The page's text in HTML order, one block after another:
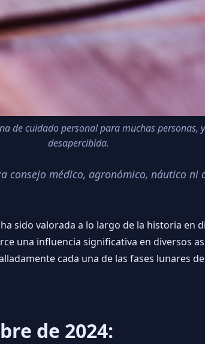
de cuidado personal para muchas personas,
desapercibida.
consejo médico, agronómico, náutico ni
sido valorada a lo largo de la historia
una influencia significativa en diversos
cada una de las fases lunares
de 2024: